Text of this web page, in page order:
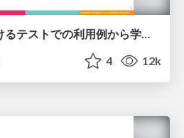
標準パッケージにおけるテストでの利用例から学ぶ testing / quick パッケージ/golang-testing-quick
4 12k